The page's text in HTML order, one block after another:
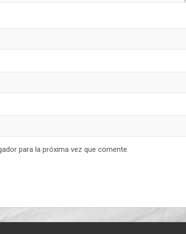
para la próxima vez que comente.